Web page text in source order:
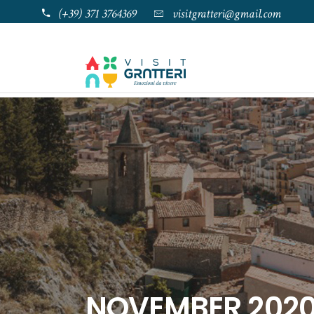
(+39) 371 3764369 visitgratteri@gmail.com